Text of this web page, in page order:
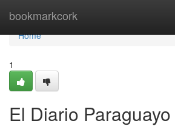
bookmarkcork
Home
Home
1
El Diario Paraguayo